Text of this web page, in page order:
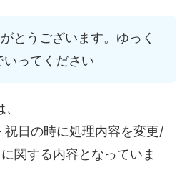
とうございます。ゆっく
いってください
日の時に処理内容を変更/
関する内容となっていま